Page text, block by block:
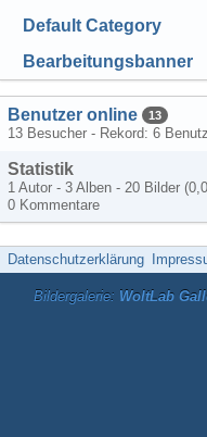
Default Category
Bearbeitungsbanner
Benutzer online 13
13 Besucher - Rekord: 6
Statistik
1 Autor - 3 Alben - 20 Bilder
0 Kommentare
Datenschutzerklärung
Bildergalerie: WoltLab